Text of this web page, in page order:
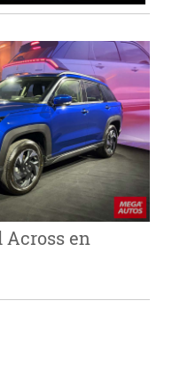
Across en